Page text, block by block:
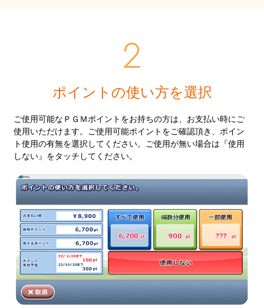
ポイントの使い方を選択
ご使用可能なＰＧＭポイントをお持ちの方は、お支払い時にご
使用いただけます。ご使用可能ポイントをご確認頂き、ポイン
ト使用の有無を選択してください。
ご使用が無い場合は『使用
しない』をタッチしてください。